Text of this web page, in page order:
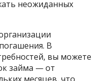
неожиданных
В
вы можете
займа — от